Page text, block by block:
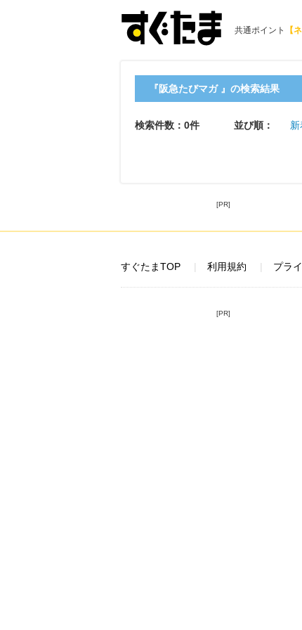
共通ポイント 【
『阪急たびマガ 』の検索結果
検索件数：0件 並び順：
[PR]
すぐたまTOP 利用規約 プラ
[PR]